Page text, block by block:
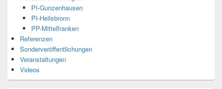
PI-Gunzenhausen
PI-Heilsbronn
PP-Mittelfranken
Referenzen
Sonderveröffentlichungen
Veranstaltungen
Videos